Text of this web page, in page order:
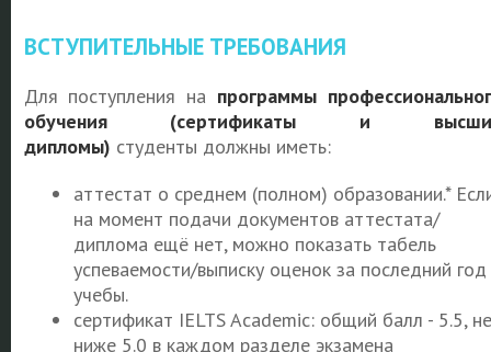
ВСТУПИТЕЛЬНЫЕ ТРЕБОВАНИЯ
Для поступления на программы
обучения (сертификаты и
дипломы) студенты должны иметь:
аттестат о среднем (полном) образовании.*
на момент подачи документов аттестата/
диплома ещё нет, можно показать табель
успеваемости/выписку оценок за последний год
учебы.
сертификат IELTS Academic: общий балл - 5.5, не
ниже 5.0 в каждом разделе экзамена